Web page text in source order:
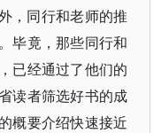
，同行和老师的推
毕竟，那些同行和
已经通过了他们的
读者筛选好书的成
概要介绍快速接近